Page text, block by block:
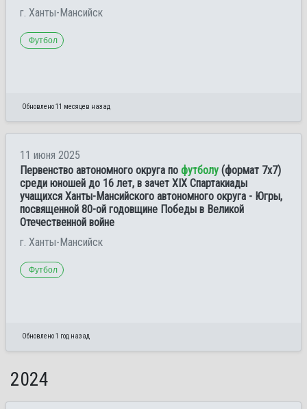
г. Ханты-Мансийск
Футбол
Обновлено 11 месяцев назад
11 июня 2025
Первенство автономного округа по футболу (формат 7х7)
среди юношей до 16 лет, в зачет XIX Спартакиады
учащихся Ханты-Мансийского автономного округа - Югры,
посвященной 80-ой годовщине Победы в Великой
Отечественной войне
г. Ханты-Мансийск
Футбол
Обновлено 1 год назад
2024